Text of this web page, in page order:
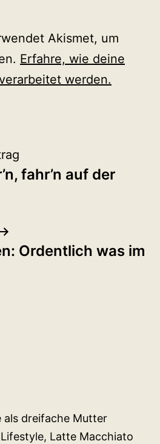
Akismet, um
Erfahre, wie deine
werden.
fahr’n auf der
Ordentlich was im
als dreifache Mutter
Latte Macchiato